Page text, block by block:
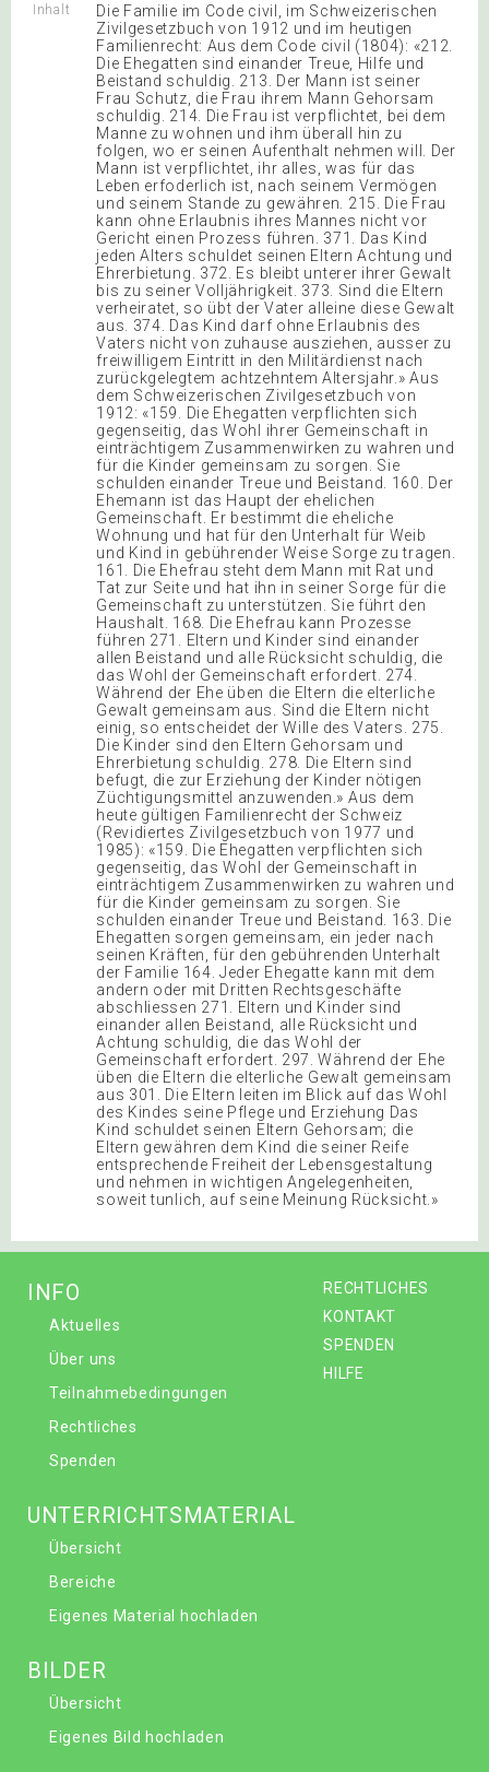
Inhalt
Die Familie im Code civil, im Schweizerischen
Zivilgesetzbuch von 1912 und im heutigen
Familienrecht: Aus dem Code civil (1804): «212.
Die Ehegatten sind einander Treue, Hilfe und
Beistand schuldig. 213. Der Mann ist seiner
Frau Schutz, die Frau ihrem Mann Gehorsam
schuldig. 214. Die Frau ist verpflichtet, bei dem
Manne zu wohnen und ihm überall hin zu
folgen, wo er seinen Aufenthalt nehmen will. Der
Mann ist verpflichtet, ihr alles, was für das
Leben erfoderlich ist, nach seinem Vermögen
und seinem Stande zu gewähren. 215. Die Frau
kann ohne Erlaubnis ihres Mannes nicht vor
Gericht einen Prozess führen. 371. Das Kind
jeden Alters schuldet seinen Eltern Achtung und
Ehrerbietung. 372. Es bleibt unterer ihrer Gewalt
bis zu seiner Volljährigkeit. 373. Sind die Eltern
verheiratet, so übt der Vater alleine diese Gewalt
aus. 374. Das Kind darf ohne Erlaubnis des
Vaters nicht von zuhause ausziehen, ausser zu
freiwilligem Eintritt in den Militärdienst nach
zurückgelegtem achtzehntem Altersjahr.» Aus
dem Schweizerischen Zivilgesetzbuch von
1912: «159. Die Ehegatten verpflichten sich
gegenseitig, das Wohl ihrer Gemeinschaft in
einträchtigem Zusammenwirken zu wahren und
für die Kinder gemeinsam zu sorgen. Sie
schulden einander Treue und Beistand. 160. Der
Ehemann ist das Haupt der ehelichen
Gemeinschaft. Er bestimmt die eheliche
Wohnung und hat für den Unterhalt für Weib
und Kind in gebührender Weise Sorge zu tragen.
161. Die Ehefrau steht dem Mann mit Rat und
Tat zur Seite und hat ihn in seiner Sorge für die
Gemeinschaft zu unterstützen. Sie führt den
Haushalt. 168. Die Ehefrau kann Prozesse
führen 271. Eltern und Kinder sind einander
allen Beistand und alle Rücksicht schuldig, die
das Wohl der Gemeinschaft erfordert. 274.
Während der Ehe üben die Eltern die elterliche
Gewalt gemeinsam aus. Sind die Eltern nicht
einig, so entscheidet der Wille des Vaters. 275.
Die Kinder sind den Eltern Gehorsam und
Ehrerbietung schuldig. 278. Die Eltern sind
befugt, die zur Erziehung der Kinder nötigen
Züchtigungsmittel anzuwenden.» Aus dem
heute gültigen Familienrecht der Schweiz
(Revidiertes Zivilgesetzbuch von 1977 und
1985): «159. Die Ehegatten verpflichten sich
gegenseitig, das Wohl der Gemeinschaft in
einträchtigem Zusammenwirken zu wahren und
für die Kinder gemeinsam zu sorgen. Sie
schulden einander Treue und Beistand. 163. Die
Ehegatten sorgen gemeinsam, ein jeder nach
seinen Kräften, für den gebührenden Unterhalt
der Familie 164. Jeder Ehegatte kann mit dem
andern oder mit Dritten Rechtsgeschäfte
abschliessen 271. Eltern und Kinder sind
einander allen Beistand, alle Rücksicht und
Achtung schuldig, die das Wohl der
Gemeinschaft erfordert. 297. Während der Ehe
üben die Eltern die elterliche Gewalt gemeinsam
aus 301. Die Eltern leiten im Blick auf das Wohl
des Kindes seine Pflege und Erziehung Das
Kind schuldet seinen Eltern Gehorsam; die
Eltern gewähren dem Kind die seiner Reife
entsprechende Freiheit der Lebensgestaltung
und nehmen in wichtigen Angelegenheiten,
soweit tunlich, auf seine Meinung Rücksicht.»
RECHTLICHES
KONTAKT
SPENDEN
HILFE
INFO
Aktuelles
Über uns
Teilnahmebedingungen
Rechtliches
Spenden
UNTERRICHTSMATERIAL
Übersicht
Bereiche
Eigenes Material hochladen
BILDER
Übersicht
Eigenes Bild hochladen